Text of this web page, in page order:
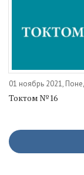
01 ноябрь 2021,
Токтом №16